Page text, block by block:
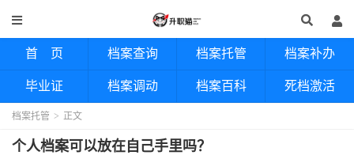
首 页 档案查询 档案托管 档案补办
毕业证 档案调动 档案百科 死档激活
档案托管 > 正文
个人档案可以放在自己手里吗？